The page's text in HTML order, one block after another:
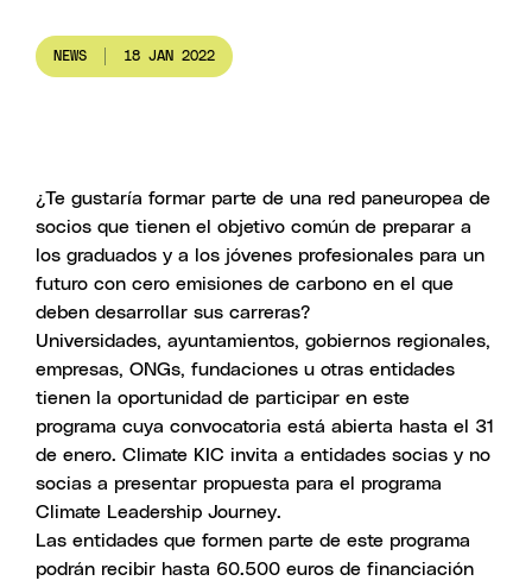
NEWS 18 JAN 2022
¿Te gustaría formar parte de una red paneuropea de
socios que tienen el objetivo común de preparar a
los graduados y a los jóvenes profesionales para un
futuro con cero emisiones de carbono en el que
deben desarrollar sus carreras?
Universidades, ayuntamientos, gobiernos regionales,
empresas, ONGs, fundaciones u otras entidades
tienen la oportunidad de participar en este
programa cuya convocatoria está abierta hasta el 31
de enero. Climate KIC invita a entidades socias y no
socias a presentar propuesta para el programa
Climate Leadership Journey.
Las entidades que formen parte de este programa
podrán recibir hasta 60.500 euros de financiación